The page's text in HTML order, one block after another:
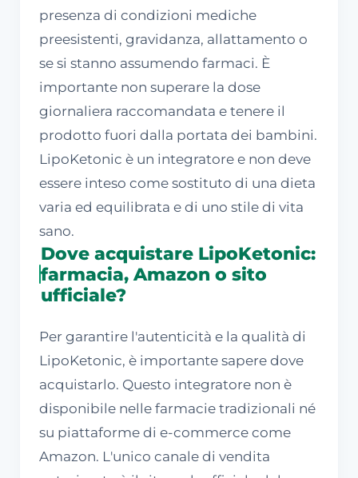
presenza di condizioni mediche
preesistenti, gravidanza, allattamento o
se si stanno assumendo farmaci. È
importante non superare la dose
giornaliera raccomandata e tenere il
prodotto fuori dalla portata dei bambini.
LipoKetonic è un integratore e non deve
essere inteso come sostituto di una dieta
varia ed equilibrata e di uno stile di vita
sano.
Dove acquistare LipoKetonic:
farmacia, Amazon o sito
ufficiale?
Per garantire l'autenticità e la qualità di
LipoKetonic, è importante sapere dove
acquistarlo. Questo integratore non è
disponibile nelle farmacie tradizionali né
su piattaforme di e-commerce come
Amazon. L'unico canale di vendita